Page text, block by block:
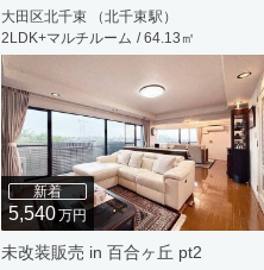
大田区北千束 （北千束駅）
2LDK+マルチルーム / 64.13㎡
新着
5,540万円
未改装販売 in 百合ヶ丘 pt2